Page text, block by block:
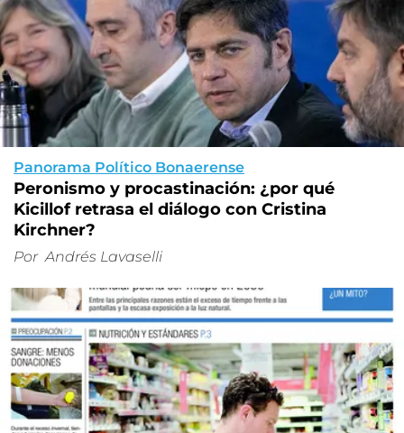
Panorama Político Bonaerense
Peronismo y procastinación: ¿por qué
Kicillof retrasa el diálogo con Cristina
Kirchner?
Por Andrés Lavaselli